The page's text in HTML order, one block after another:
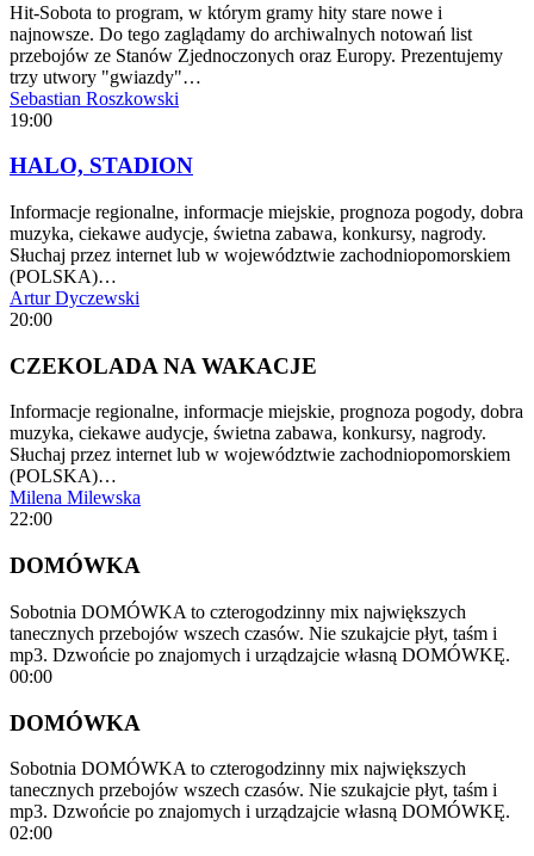
Hit-Sobota to program, w którym gramy hity stare nowe i
najnowsze. Do tego zaglądamy do archiwalnych notowań list
przebojów ze Stanów Zjednoczonych oraz Europy. Prezentujemy
trzy utwory "gwiazdy"…
Sebastian Roszkowski
19:00
HALO, STADION
Informacje regionalne, informacje miejskie, prognoza pogody, dobra
muzyka, ciekawe audycje, świetna zabawa, konkursy, nagrody.
Słuchaj przez internet lub w województwie zachodniopomorskiem
(POLSKA)…
Artur Dyczewski
20:00
CZEKOLADA NA WAKACJE
Informacje regionalne, informacje miejskie, prognoza pogody, dobra
muzyka, ciekawe audycje, świetna zabawa, konkursy, nagrody.
Słuchaj przez internet lub w województwie zachodniopomorskiem
(POLSKA)…
Milena Milewska
22:00
DOMÓWKA
Sobotnia DOMÓWKA to czterogodzinny mix największych
tanecznych przebojów wszech czasów. Nie szukajcie płyt, taśm i
mp3. Dzwońcie po znajomych i urządzajcie własną DOMÓWKĘ.
00:00
DOMÓWKA
Sobotnia DOMÓWKA to czterogodzinny mix największych
tanecznych przebojów wszech czasów. Nie szukajcie płyt, taśm i
mp3. Dzwońcie po znajomych i urządzajcie własną DOMÓWKĘ.
02:00